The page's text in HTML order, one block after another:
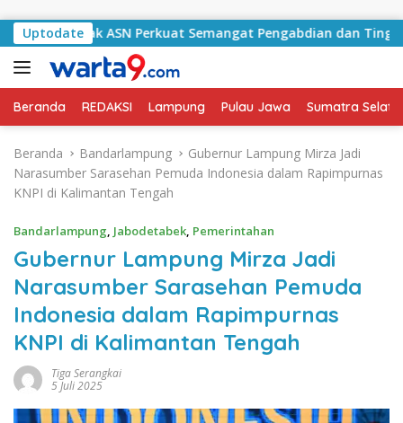
Uptodate
ASN Perkuat Semangat Pengabdian dan Tingkatkan
Beranda REDAKSI Lampung Pulau Jawa Sumatra
Beranda Bandarlampung
Gubernur Lampung Mirza Jadi
Narasumber Sarasehan Pemuda Indonesia dalam Rapimpurnas
KNPI di Kalimantan Tengah
Bandarlampung, Jabodetabek, Pemerintahan
Gubernur Lampung Mirza Jadi
Narasumber Sarasehan Pemuda
Indonesia dalam Rapimpurnas
KNPI di Kalimantan Tengah
Tiga Serangkai
5 Juli 2025